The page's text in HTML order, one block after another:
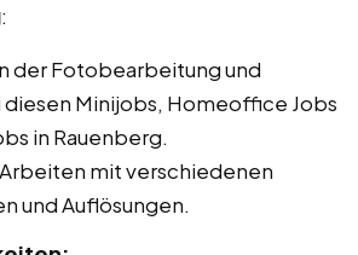
:
der Fotobearbeitung und
diesen Minijobs, Homeoffice Jobs
in Rauenberg.
mit verschiedenen
und Auflösungen.